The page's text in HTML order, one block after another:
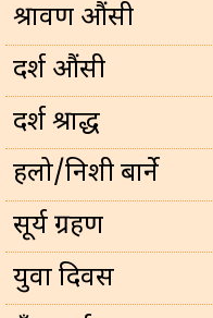
श्रावण औंसी
दर्श औंसी
दर्श श्राद्ध
हलो/निशी बार्ने
सूर्य ग्रहण
युवा दिवस